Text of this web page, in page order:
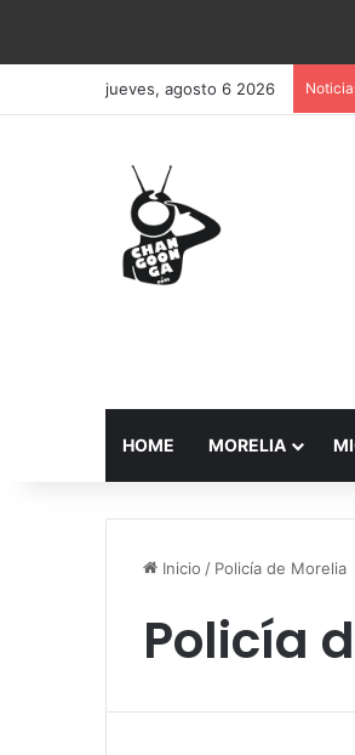
jueves, agosto 6 2026
HOME MORELIA
Inicio / Policía de Morelia
Policía